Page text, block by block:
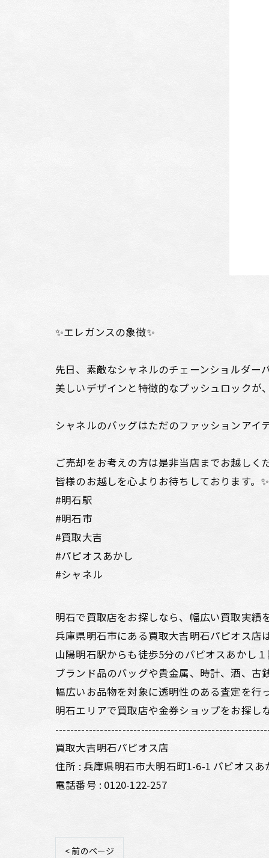
✨エレガンスの象徴✨
先日、素敵なシャネルのチェーンショルダー
美しいデザインと特徴的なプッシュロックが
シャネルのバッグはただのファッションア
ご売却をお考えの方は是非当店までお越しく
皆様のお越しを心よりお待ちしております。✨
#明石駅
#明石市
#買取大吉
#パピオスあかし
#シャネル
明石で買取店をお探しなら、幅広い買取実
兵庫県明石市にある買取大吉明石パピオス店
山陽明石駅からも徒歩5分のパピオスあかし
ブランド品のバッグや貴金属、時計、酒、古
幅広いお品物を対象に透明性のある査定を行
明石エリアで買取店や金券ショップをお探し
買取大吉明石パピオス店
住所 : 兵庫県明石市大明石町1-6-1 パピオスあ
電話番号 : 0120-122-257
< 前のページ